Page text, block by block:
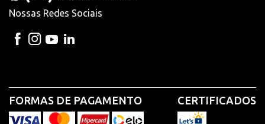
Nossas Redes Sociais
FORMAS DE PAGAMENTO CERTIFICADOS